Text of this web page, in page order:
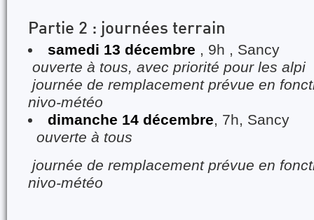
Partie 2 : journées terrain
samedi 13 décembre , 9h , Sancy
ouverte à tous, avec priorité pour les alpi
journée de remplacement prévue en
nivo-météo
dimanche 14 décembre, 7h, Sancy
ouverte à tous
journée de remplacement prévue en
nivo-météo